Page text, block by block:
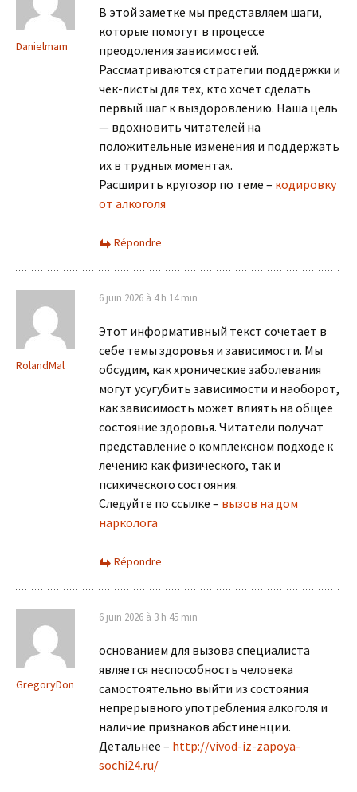
Danielmam
В этой заметке мы представляем шаги,
которые помогут в процессе
преодоления зависимостей.
Рассматриваются стратегии поддержки и
чек-листы для тех, кто хочет сделать
первый шаг к выздоровлению. Наша цель
— вдохновить читателей на
положительные изменения и поддержать
их в трудных моментах.
Расширить кругозор по теме – кодировку
от алкоголя
Répondre
RolandMal
6 juin 2026 à 4 h 14 min
Этот информативный текст сочетает в
себе темы здоровья и зависимости. Мы
обсудим, как хронические заболевания
могут усугубить зависимости и наоборот,
как зависимость может влиять на общее
состояние здоровья. Читатели получат
представление о комплексном подходе к
лечению как физического, так и
психического состояния.
Следуйте по ссылке – вызов на дом
нарколога
Répondre
GregoryDon
6 juin 2026 à 3 h 45 min
основанием для вызова специалиста
является неспособность человека
самостоятельно выйти из состояния
непрерывного употребления алкоголя и
наличие признаков абстиненции.
Детальнее – http://vivod-iz-zapoya-
sochi24.ru/